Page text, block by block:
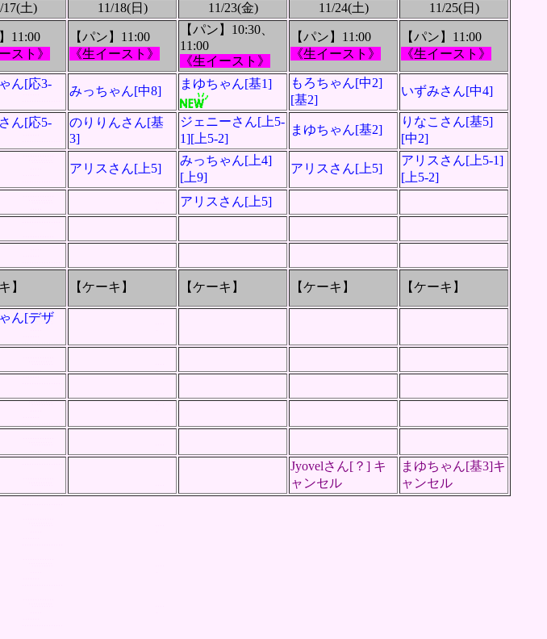
17(土) 11/18(日) 11/23(金) 11/24(土) 11/25(日)
11:00
スト》
【パン】11:00
《生イースト》
【パン】10:30、
11:00
《生イースト》
【パン】11:00
《生イースト》
【パン】11:00
《生イースト》
ん[応3-
みっちゃん[中8]
まゆちゃん[基1]
もろちゃん[中2]
[基2]
いずみさん[中4]
ん[応5-
のりりんさん[基
3]
ジェニーさん[上5-
1][上5-2]
まゆちゃん[基2]
りなこさん[基5]
[中2]
アリスさん[上5]
みっちゃん[上4]
[上9]
アリスさん[上5]
アリスさん[上5-1]
[上5-2]
アリスさん[上5]
】 【ケーキ】 【ケーキ】 【ケーキ】 【ケーキ】
ん[デザ
Jyovelさん[？] キ
ャンセル
まゆちゃん[基3]キ
ャンセル